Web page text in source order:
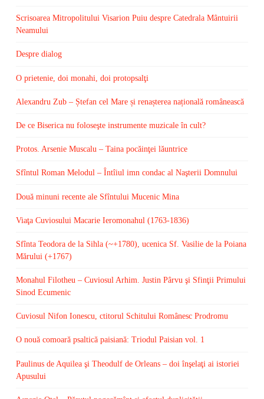
Scrisoarea Mitropolitului Visarion Puiu despre Catedrala Mântuirii
Neamului
Despre dialog
O prietenie, doi monahi, doi protopsalţi
Alexandru Zub – Ștefan cel Mare și renașterea națională românească
De ce Biserica nu foloseşte instrumente muzicale în cult?
Protos. Arsenie Muscalu – Taina pocăinţei lăuntrice
Sfîntul Roman Melodul – Întîiul imn condac al Naşterii Domnului
Două minuni recente ale Sfîntului Mucenic Mina
Viaţa Cuviosului Macarie Ieromonahul (1763-1836)
Sfînta Teodora de la Sihla (~+1780), ucenica Sf. Vasilie de la Poiana
Mărului (+1767)
Monahul Filotheu – Cuviosul Arhim. Justin Pârvu şi Sfinţii Primului
Sinod Ecumenic
Cuviosul Nifon Ionescu, ctitorul Schitului Românesc Prodromu
O nouă comoară psaltică paisiană: Triodul Paisian vol. 1
Paulinus de Aquilea şi Theodulf de Orleans – doi înşelaţi ai istoriei
Apusului